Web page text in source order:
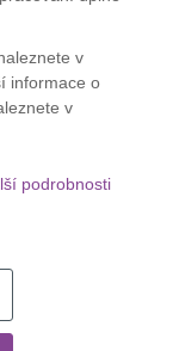
v
informace o
v
podrobnosti